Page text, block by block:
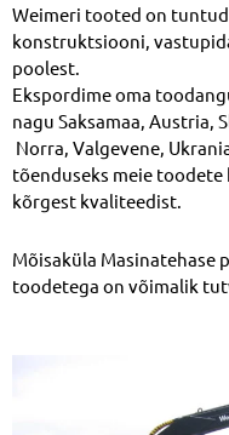
Weimeri tooted on
konstruktsiooni,
poolest.
Ekspordime oma
nagu Saksamaa, Austria,
Norra, Valgevene,
tõenduseks meie
kõrgest kvaliteedist.
Mõisaküla Masinatehase
toodetega on võimalik